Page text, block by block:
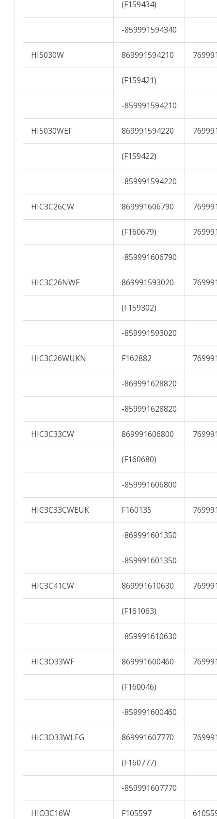
(F159434)
-859991594340
HI5030W 869991594210
(F159421)
-859991594210
HI5030WEF 869991594220
(F159422)
-859991594220
HIC3C26CW 869991606790
(F160679)
-859991606790
HIC3C26NWF 869991593020
(F159302)
-859991593020
HIC3C26WUKN F162882
-869991628820
-859991628820
HIC3C33CW 869991606800
(F160680)
-859991606800
HIC3C33CWEUK F160135
-869991601350
-859991601350
HIC3C41CW 869991610630
(F161063)
-859991610630
HIC3O33WF 869991600460
(F160046)
-859991600460
HIC3O33WLEG 869991607770
(F160777)
-859991607770
HIO3C16W F105597